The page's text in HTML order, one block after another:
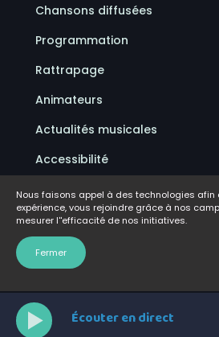
Écouter en direct
Chansons diffusées
Programmation
Rattrapage
Animateurs
Actualités musicales
Accessibilité
Politique de confidentialité
Conditions d'utilisation
FAQ
Nous faisons appel à des technologies afin
expérience, vous rejoindre grâce à nos
mesurer l''efficacité de nos initiatives.
Fermer